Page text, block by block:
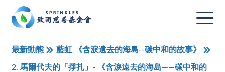
最新動態 藍虹 《含淚遠去的海島--碳中和的故事》
2. 馬爾代夫的「掙扎」- 《含淚遠去的海島——碳中和的